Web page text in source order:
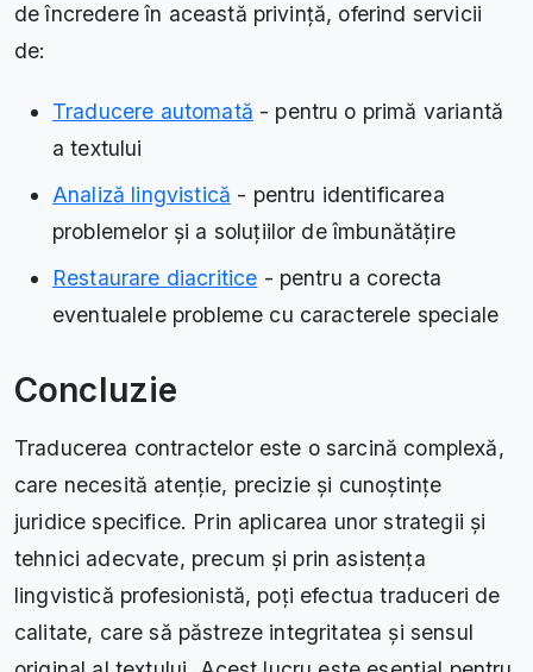
de încredere în această privință, oferind servicii
de:
Traducere automată - pentru o primă variantă
a textului
Analiză lingvistică - pentru identificarea
problemelor și a soluțiilor de îmbunătățire
Restaurare diacritice - pentru a corecta
eventualele probleme cu caracterele speciale
Concluzie
Traducerea contractelor este o sarcină complexă,
care necesită atenție, precizie și cunoștințe
juridice specifice. Prin aplicarea unor strategii și
tehnici adecvate, precum și prin asistența
lingvistică profesionistă, poți efectua traduceri de
calitate, care să păstreze integritatea și sensul